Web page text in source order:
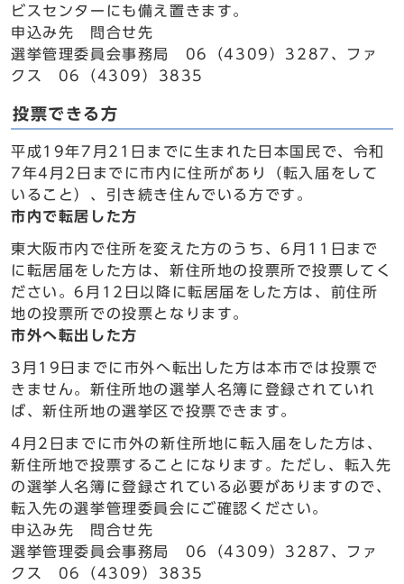
ビスセンターにも備え置きます。
申込み先 問合せ先
選挙管理委員会事務局 06（4309）3287、ファ
クス 06（4309）3835
投票できる方
平成19年7月21日までに生まれた日本国民で、令和
7年4月2日までに市内に住所があり（転入届をして
いること）、引き続き住んでいる方です。
市内で転居した方
東大阪市内で住所を変えた方のうち、6月11日まで
に転居届をした方は、新住所地の投票所で投票してく
ださい。6月12日以降に転居届をした方は、前住所
地の投票所での投票となります。
市外へ転出した方
3月19日までに市外へ転出した方は本市では投票で
きません。新住所地の選挙人名簿に登録されていれ
ば、新住所地の選挙区で投票できます。
4月2日までに市外の新住所地に転入届をした方は、
新住所地で投票することになります。ただし、転入先
の選挙人名簿に登録されている必要がありますので、
転入先の選挙管理委員会にご確認ください。
申込み先 問合せ先
選挙管理委員会事務局 06（4309）3287、ファ
クス 06（4309）3835